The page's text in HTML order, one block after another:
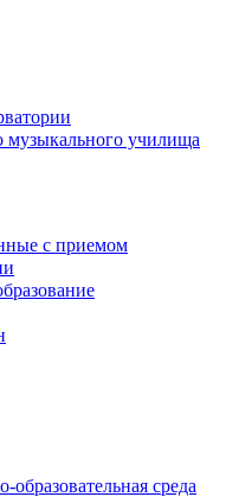
музыкального училища
с приемом
среда